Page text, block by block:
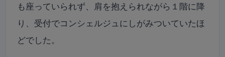
も座っていられず、肩を抱えられながら１階に降
り、受付でコンシェルジュにしがみついていたほ
どでした。